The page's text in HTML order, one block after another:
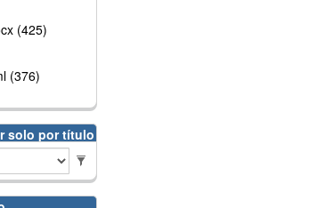
(425)
(376)
solo por título